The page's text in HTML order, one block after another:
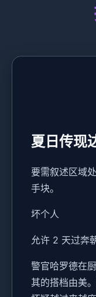
夏日传现
要需叙述区域
手块。
坏个人
允许 2 天过奔
警官哈罗德在
其的搭档由美